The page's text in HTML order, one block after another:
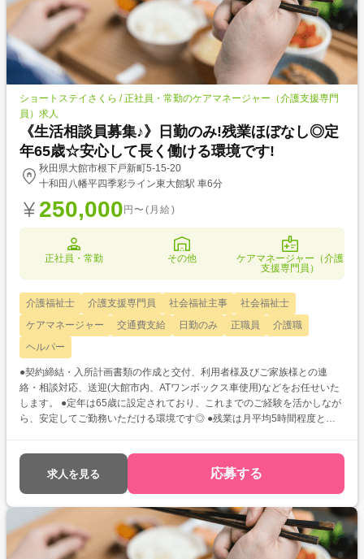
ショートステイさくら / 正社員・常勤のケアマネージャー（介護支援専門
員）求人
《生活相談員募集♪》日勤のみ!残業ほぼなし◎定
年65歳☆安心して長く働ける環境です!
秋田県大館市根下戸新町5-15-20
十和田八幡平四季彩ライン東大館駅 車6分
250,000 円〜(月給)
正社員・常勤 その他
ケアマネージャー（介護
支援専門員）
介護福祉士 介護支援専門員 社会福祉主事
社会福祉士
ケアマネージャー
交通費支給 日勤のみ 正職員
介護職
ヘルパー
●契約締結・入所計画書類の作成と交付、利用者様及びご家族様との連
絡・相談対応、送迎(大館市内、ATワンボックス車使用)などをお任せいた
します。 ●定年は65歳に設定されており、これまでのご経験を活かしなが
ら、安定してご勤務いただける環境です◎ ●残業は月平均5時間程度とほ
求人を見る 応募する